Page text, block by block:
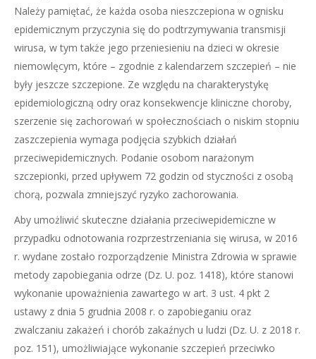
Należy pamiętać, że każda osoba nieszczepiona w ognisku
epidemicznym przyczynia się do podtrzymywania transmisji
wirusa, w tym także jego przeniesieniu na dzieci w okresie
niemowlęcym, które – zgodnie z kalendarzem szczepień – nie
były jeszcze szczepione. Ze względu na charakterystykę
epidemiologiczną odry oraz konsekwencje kliniczne choroby,
szerzenie się zachorowań w społecznościach o niskim stopniu
zaszczepienia wymaga podjęcia szybkich działań
przeciwepidemicznych. Podanie osobom narażonym
szczepionki, przed upływem 72 godzin od styczności z osobą
chorą, pozwala zmniejszyć ryzyko zachorowania.
Aby umożliwić skuteczne działania przeciwepidemiczne w
przypadku odnotowania rozprzestrzeniania się wirusa, w 2016
r. wydane zostało rozporządzenie Ministra Zdrowia w sprawie
metody zapobiegania odrze (Dz. U. poz. 1418), które stanowi
wykonanie upoważnienia zawartego w art. 3 ust. 4 pkt 2
ustawy z dnia 5 grudnia 2008 r. o zapobieganiu oraz
zwalczaniu zakażeń i chorób zakaźnych u ludzi (Dz. U. z 2018 r.
poz. 151), umożliwiające wykonanie szczepień przeciwko